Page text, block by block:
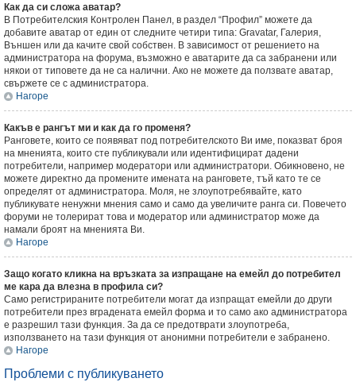
Как да си сложа аватар?
В Потребителския Контролен Панел, в раздел “Профил” можете да
добавите аватар от един от следните четири типа: Gravatar, Галерия,
Външен или да качите свой собствен. В зависимост от решението на
администратора на форума, възможно е аватарите да са забранени или
някои от типовете да не са налични. Ако не можете да ползвате аватар,
свържете се с администратора.
Нагоре
Какъв е рангът ми и как да го променя?
Ранговете, които се появяват под потребителското Ви име, показват броя
на мненията, които сте публикували или идентифицират дадени
потребители, например модератори или администратори. Обикновено, не
можете директно да промените имената на ранговете, тъй като те се
определят от администратора. Моля, не злоупотребявайте, като
публикувате ненужни мнения само и само да увеличите ранга си. Повечето
форуми не толерират това и модератор или администратор може да
намали броят на мненията Ви.
Нагоре
Защо когато кликна на връзката за изпращане на емейл до потребител
ме кара да влезна в профила си?
Само регистрираните потребители могат да изпращат емейли до други
потребители през вградената емейл форма и то само ако администратора
е разрешил тази функция. За да се предотврати злоупотреба,
използването на тази функция от анонимни потребители е забранено.
Нагоре
Проблеми с публикуването